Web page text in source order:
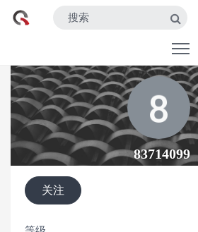
83714099
关注